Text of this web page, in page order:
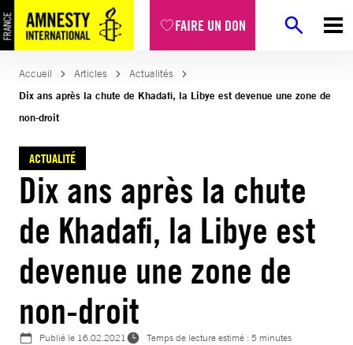
FAIRE UN DON
Aller
au
contenu
Accueil Articles
Actualités
Dix ans après la chute de Khadafi, la Libye est devenue une zone de
non-droit
ACTUALITÉ
Dix ans après la chute
de Khadafi, la Libye est
devenue une zone de
non-droit
Publié le 16.02.2021
Temps de lecture estimé : 5 minutes